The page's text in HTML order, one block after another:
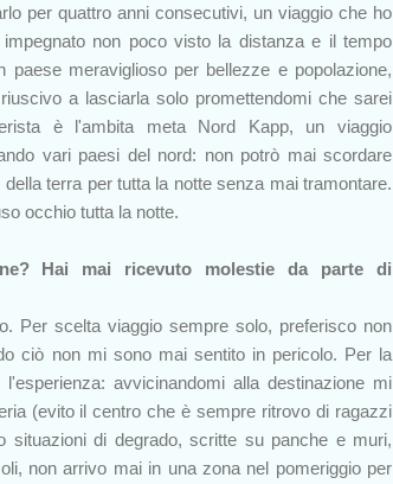
per quattro anni consecutivi, un viaggio che ho
non poco visto la distanza e il tempo
meraviglioso per bellezze e popolazione,
a lasciarla solo promettendomi che sarei
è l'ambita meta Nord Kapp, un viaggio
vari paesi del nord: non potrò mai scordare
terra per tutta la notte senza mai tramontare.
occhio tutta la notte.
Hai mai ricevuto molestie da parte di
Per scelta viaggio sempre solo, preferisco non
ciò non mi sono mai sentito in pericolo. Per la
avvicinandomi alla destinazione mi
(evito il centro che è sempre ritrovo di ragazzi
di degrado, scritte su panche e muri,
non arrivo mai in una zona nel pomeriggio per